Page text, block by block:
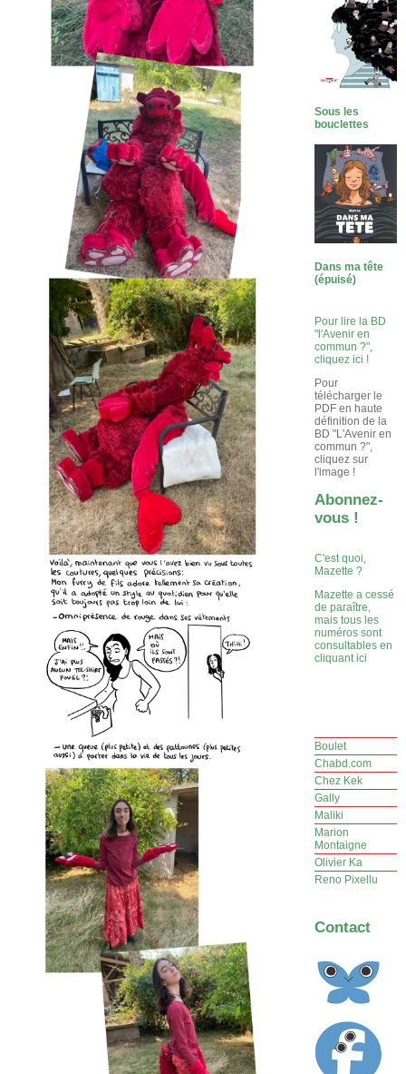
Sous les
bouclettes
Dans ma tête
(épuisé)
Pour lire la BD
"l'Avenir en
commun ?",
cliquez ici !
Pour
télécharger le
PDF en haute
définition de la
BD "L'Avenir en
commun ?",
cliquez sur
l'image !
Abonnez-
vous !
C'est quoi,
Mazette ?
Mazette a cessé
de paraître,
mais tous les
numéros sont
consultables en
cliquant ici
Boulet
Chabd.com
Chez Kek
Gally
Maliki
Marion
Montaigne
Olivier Ka
Reno Pixellu
Contact